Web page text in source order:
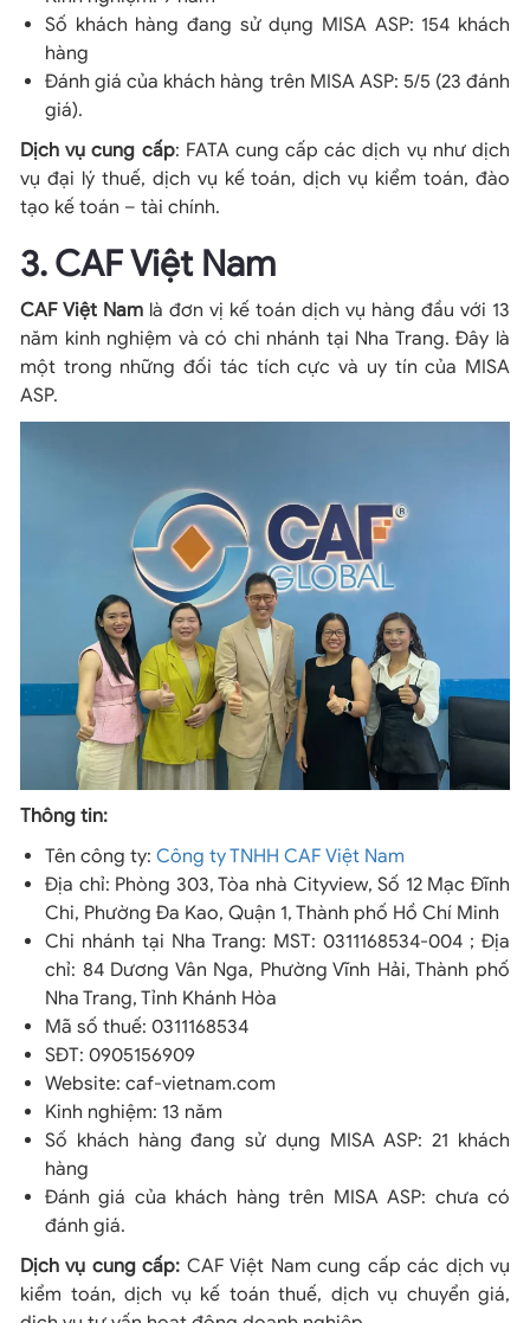
Số khách hàng đang sử dụng MISA ASP: 154 khách
hàng
Đánh giá của khách hàng trên MISA ASP: 5/5 (23 đánh
giá).
Dịch vụ cung cấp: FATA cung cấp các dịch vụ như dịch
vụ đại lý thuế, dịch vụ kế toán, dịch vụ kiểm toán, đào
tạo kế toán – tài chính.
3. CAF Việt Nam
CAF Việt Nam là đơn vị kế toán dịch vụ hàng đầu với 13
năm kinh nghiệm và có chi nhánh tại Nha Trang. Đây là
một trong những đối tác tích cực và uy tín của MISA
ASP.
Thông tin:
Tên công ty: Công ty TNHH CAF Việt Nam
Địa chỉ: Phòng 303, Tòa nhà Cityview, Số 12 Mạc Đĩnh
Chi, Phường Đa Kao, Quận 1, Thành phố Hồ Chí Minh
Chi nhánh tại Nha Trang: MST: 0311168534-004 ; Địa
chỉ: 84 Dương Vân Nga, Phường Vĩnh Hải, Thành phố
Nha Trang, Tỉnh Khánh Hòa
Mã số thuế: 0311168534
SĐT: 0905156909
Website: caf-vietnam.com
Kinh nghiệm: 13 năm
Số khách hàng đang sử dụng MISA ASP: 21 khách
hàng
Đánh giá của khách hàng trên MISA ASP: chưa có
đánh giá.
Dịch vụ cung cấp: CAF Việt Nam cung cấp các dịch vụ
kiểm toán, dịch vụ kế toán thuế, dịch vụ chuyển giá,